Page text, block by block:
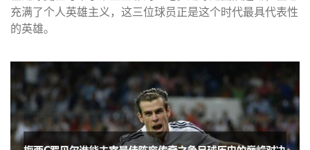
充满了个人英雄主义，这三位球员正是这个时代最具代表性
的英雄。